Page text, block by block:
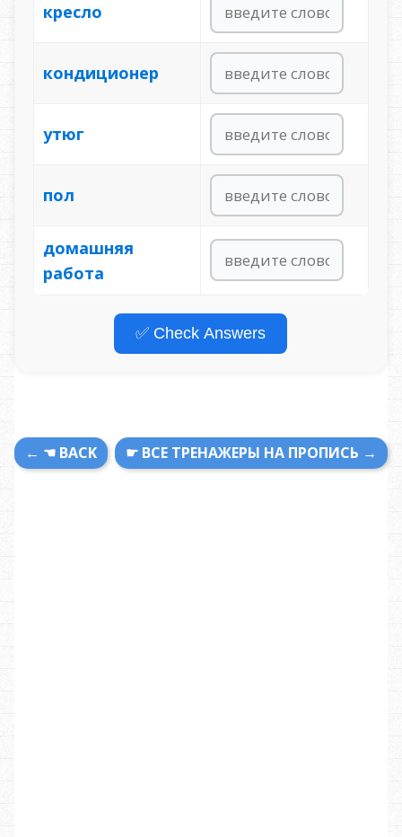
кресло
кондиционер
утюг
пол
домашняя
работа
✅ Check Answers
← ☚ BACK ☛ ВСЕ ТРЕНАЖЕРЫ НА ПРОПИСЬ →